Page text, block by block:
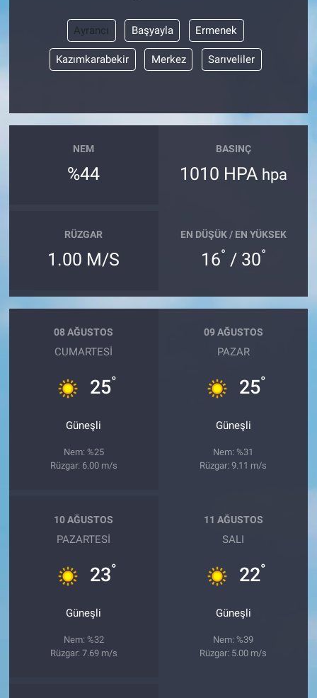
Ayrancı Başyayla Ermenek
Kazımkarabekir Merkez Sarıveliler
NEM
%44
BASINÇ
1010 HPA hpa
RÜZGAR
1.00 M/S
EN DÜŞÜK / EN YÜKSEK
16° / 30°
08 AĞUSTOS
CUMARTESI
25°
Güneşli
Nem: %25
Rüzgar: 6.00 m/s
09 AĞUSTOS
PAZAR
25°
Güneşli
Nem: %31
Rüzgar: 9.11 m/s
10 AĞUSTOS
PAZARTESI
23°
Güneşli
Nem: %32
Rüzgar: 7.69 m/s
11 AĞUSTOS
SALI
22°
Güneşli
Nem: %39
Rüzgar: 5.00 m/s